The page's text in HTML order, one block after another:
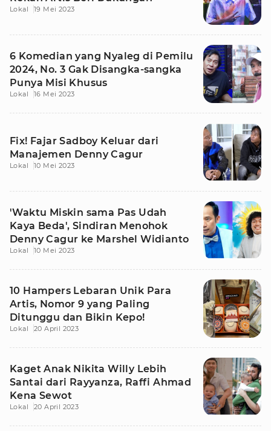
Lokal 19 Mei 2023
6 Komedian yang Nyaleg di Pemilu
2024, No. 3 Gak Disangka-sangka
Punya Misi Khusus
Lokal 16 Mei 2023
Fix! Fajar Sadboy Keluar dari
Manajemen Denny Cagur
Lokal 10 Mei 2023
'Waktu Miskin sama Pas Udah
Kaya Beda', Sindiran Menohok
Denny Cagur ke Marshel Widianto
Lokal 10 Mei 2023
10 Hampers Lebaran Unik Para
Artis, Nomor 9 yang Paling
Ditunggu dan Bikin Kepo!
Lokal 20 April 2023
Kaget Anak Nikita Willy Lebih
Santai dari Rayyanza, Raffi Ahmad
Kena Sewot
Lokal 20 April 2023